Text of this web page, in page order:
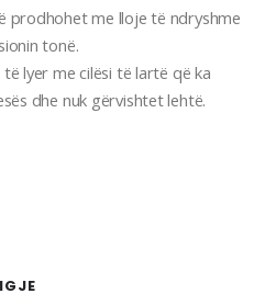
prodhohet me lloje të ndryshme
tonë.
lyer me cilësi të lartë që ka
dhe nuk gërvishtet lehtë.